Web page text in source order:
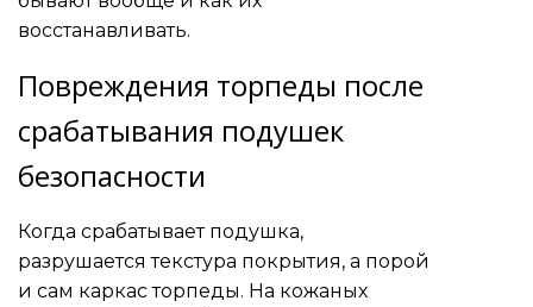
восстанавливать.
Повреждения торпеды после
срабатывания подушек
безопасности
Когда срабатывает подушка,
разрушается текстура покрытия, а порой
и сам каркас торпеды. На кожаных